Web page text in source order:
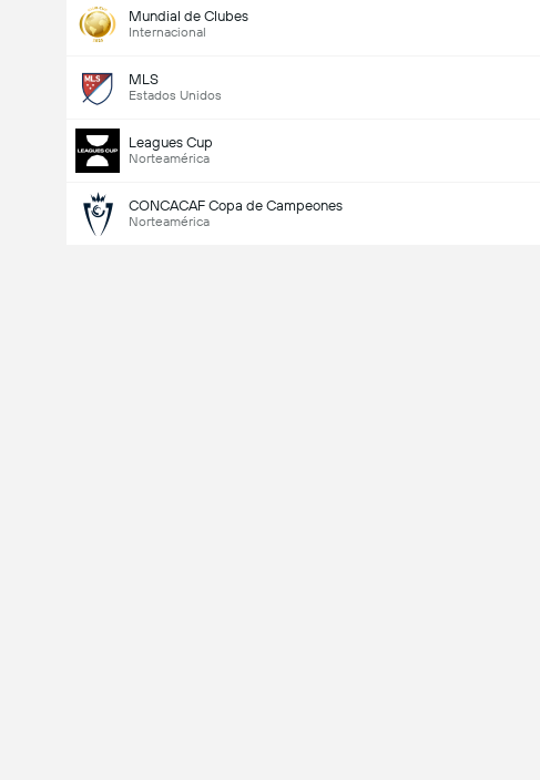
Mundial de Clubes
Internacional
MLS
Estados Unidos
Leagues Cup
Norteamérica
CONCACAF Copa de Campeones
Norteamérica